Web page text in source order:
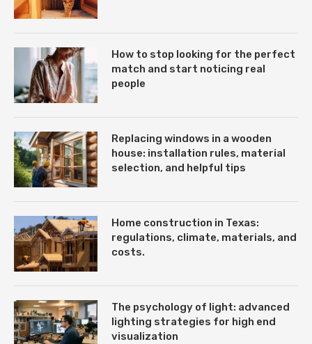
How to stop looking for the perfect
match and start noticing real
people
Replacing windows in a wooden
house: installation rules, material
selection, and helpful tips
Home construction in Texas:
regulations, climate, materials, and
costs.
The psychology of light: advanced
lighting strategies for high end
visualization